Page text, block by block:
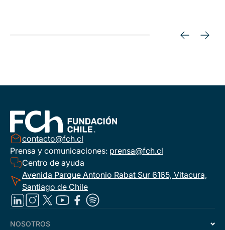
contacto@fch.cl
Prensa y comunicaciones: prensa@fch.cl
Centro de ayuda
Avenida Parque Antonio Rabat Sur 6165, Vitacura,
Santiago de Chile
NOSOTROS